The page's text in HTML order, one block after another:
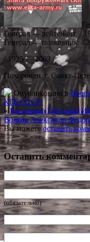
Генерал — лейтенант /
Генерал — полковник /
/ 1925 — 2003 /
Похоронен г. Санкт-
Опубликовано в
КГБ СССР:
« Василенко Григорий
Волков Александр
Вы можетеоставить
Оставить
(обязательно)